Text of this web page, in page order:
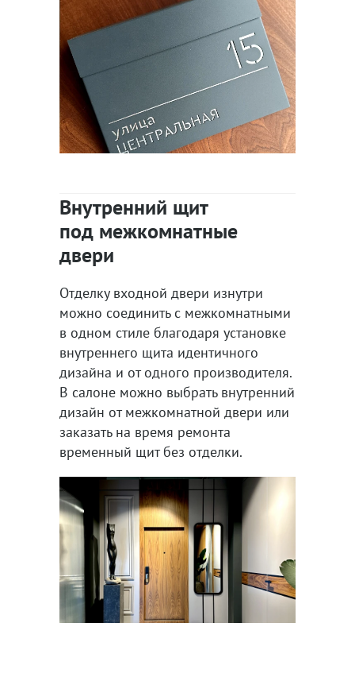
Внутренний щит
под межкомнатные
двери
Отделку входной двери изнутри
можно соединить с межкомнатными
в одном стиле благодаря установке
внутреннего щита идентичного
дизайна и от одного производителя.
В салоне можно выбрать внутренний
дизайн от межкомнатной двери или
заказать на время ремонта
временный щит без отделки.